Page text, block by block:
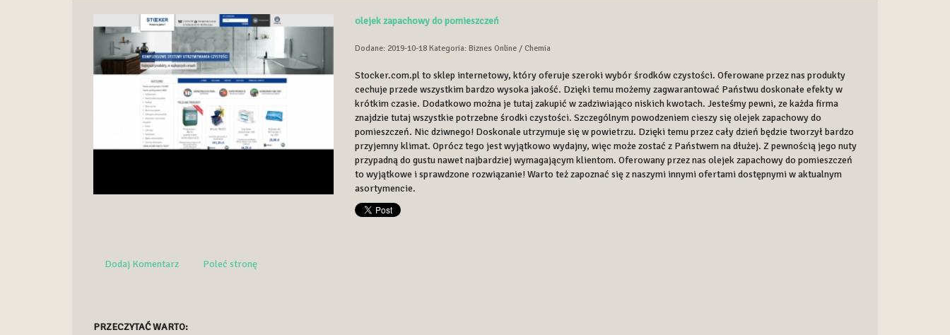
olejek zapachowy do pomieszczeń
Dodane: 2019-10-18 Kategoria: Biznes Online / Chemia
Stocker.com.pl to sklep internetowy, który oferuje szeroki wybór środków czystości. Oferowane przez nas produkty
cechuje przede wszystkim bardzo wysoka jakość. Dzięki temu możemy zagwarantować Państwu doskonałe efekty w
krótkim czasie. Dodatkowo można je tutaj zakupić w zadziwiająco niskich kwotach. Jesteśmy pewni, ze każda firma
znajdzie tutaj wszystkie potrzebne środki czystości. Szczególnym powodzeniem cieszy się olejek zapachowy do
pomieszczeń. Nic dziwnego! Doskonale utrzymuje się w powietrzu. Dzięki temu przez cały dzień będzie tworzył bardzo
przyjemny klimat. Oprócz tego jest wyjątkowo wydajny, więc może zostać z Państwem na dłużej. Z pewnością jego nuty
przypadną do gustu nawet najbardziej wymagającym klientom. Oferowany przez nas olejek zapachowy do pomieszczeń
to wyjątkowe i sprawdzone rozwiązanie! Warto też zapoznać się z naszymi innymi ofertami dostępnymi w aktualnym
asortymencie.
Dodaj Komentarz Poleć stronę
PRZECZYTAĆ WARTO: